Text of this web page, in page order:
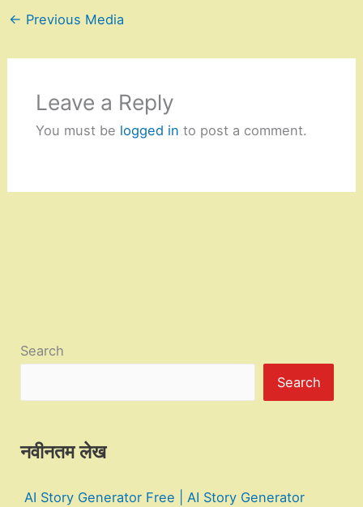
← Previous Media
Leave a Reply
You must be logged in to post a comment.
Search
Search
नवीनतम लेख
AI Story Generator Free | AI Story Generator